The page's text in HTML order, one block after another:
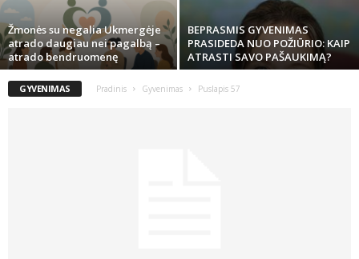
Žmonės su negalia Ukmergėje
atrado daugiau nei pagalbą –
atrado bendruomenę
BEPRASMIS GYVENIMAS
PRASIDEDA NUO POŽIŪRIO: KAIP
ATRASTI SAVO PAŠAUKIMĄ?
GYVENIMAS Pradinis Gyvenimas Puslapis 57